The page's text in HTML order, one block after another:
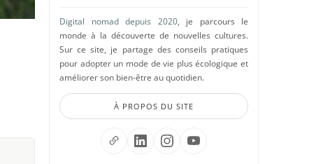
Digital nomad depuis 2020, je parcours le
monde à la découverte de nouvelles cultures.
Sur ce site, je partage des conseils pratiques
pour adopter un mode de vie plus écologique et
améliorer son bien-être au quotidien.
À PROPOS DU SITE